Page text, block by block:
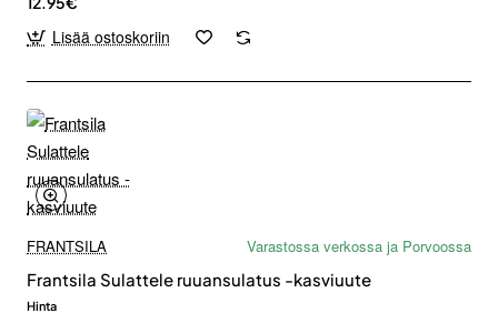
Lisää ostoskoriin
FRANTSILA
Varastossa verkossa ja Porvoossa
Frantsila Sulattele ruuansulatus -kasviuute
Hinta